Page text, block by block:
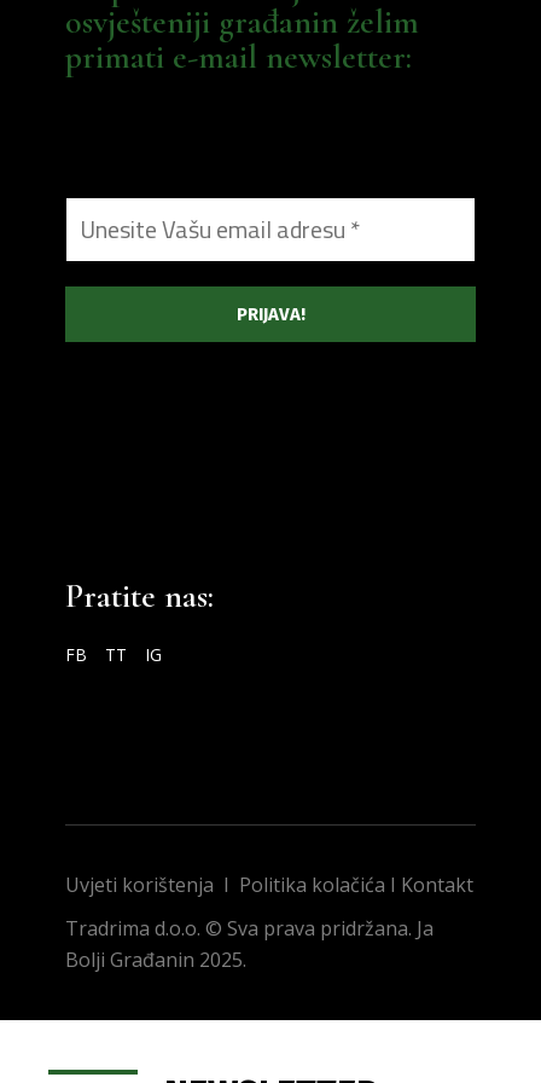
osvješteniji građanin želim
primati e-mail newsletter:
Pratite nas:
FB TT IG
Uvjeti korištenja I Politika kolačića I Kontakt
Tradrima d.o.o. © Sva prava pridržana. Ja
Bolji Građanin 2025.